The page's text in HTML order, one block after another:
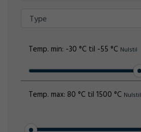
Temp. min: -30 °C til -55 °C Nulstil
Temp. max: 80 °C til 1500 °C Nulstil